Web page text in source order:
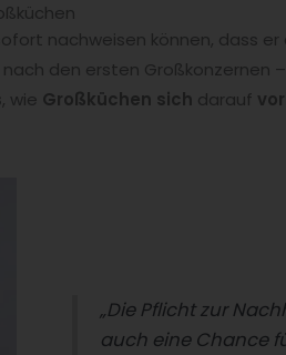
nachweisen können, dass er
nach den ersten Großkonzernen
, wie Großküchen sich darauf
„Die Pflicht zur
auch eine Chance